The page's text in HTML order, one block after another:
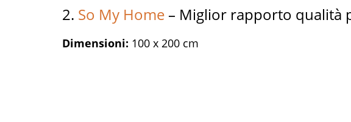
2. So My Home – Miglior rapporto qualità
Dimensioni: 100 x 200 cm